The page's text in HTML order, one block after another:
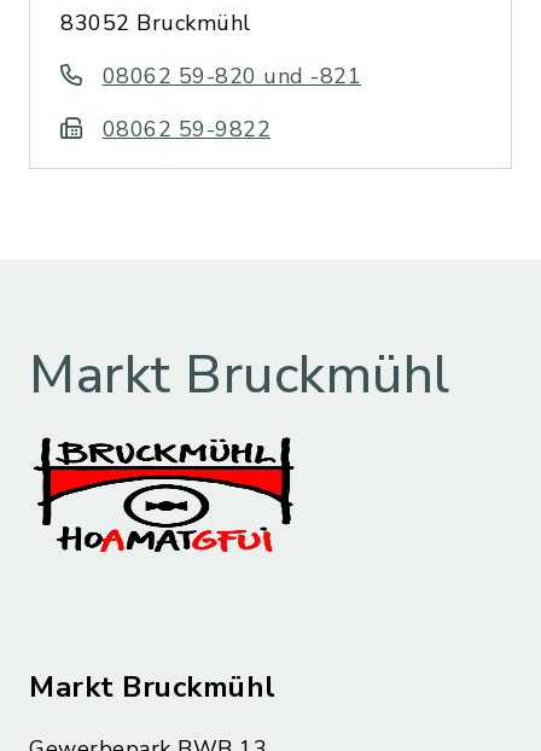
83052 Bruckmühl
08062 59-820 und -821
08062 59-9822
Markt Bruckmühl
Markt Bruckmühl